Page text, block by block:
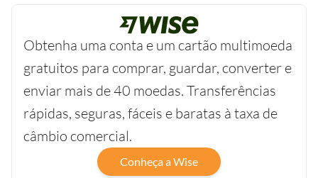
Obtenha uma conta e um cartão multimoeda
gratuitos para comprar, guardar, converter e
enviar mais de 40 moedas. Transferências
rápidas, seguras, fáceis e baratas à taxa de
câmbio comercial.
Conheça a Wise